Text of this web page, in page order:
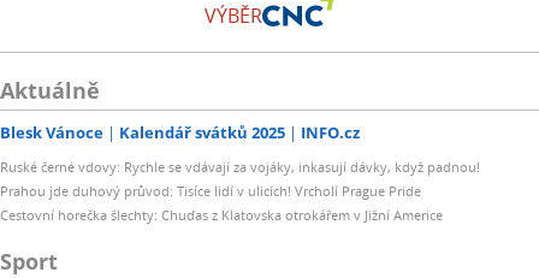
VÝBĚR
Aktuálně
Blesk Vánoce Kalendář svátků 2025 INFO.cz
Ruské černé vdovy: Rychle se vdávají za vojáky, inkasují dávky, když padnou!
Prahou jde duhový průvod: Tisíce lidí v ulicích! Vrcholí Prague Pride
Cestovní horečka šlechty: Chuďas z Klatovska otrokářem v Jižní Americe
Sport